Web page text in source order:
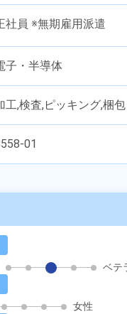
社員 ※無期雇用派遣
子・半導体
工,検査,ピッキング,梱包
01
ベテ
女性